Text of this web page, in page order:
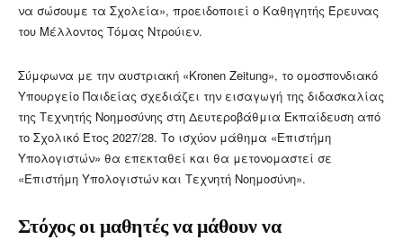
να σώσουμε τα Σχολεία», προειδοποιεί ο Καθηγητής Έρευνας
του Μέλλοντος Τόμας Ντρούιεν.
Σύμφωνα με την αυστριακή «Kronen Zeitung», το ομοσπονδιακό
Υπουργείο Παιδείας σχεδιάζει την εισαγωγή της διδασκαλίας
της Τεχνητής Νοημοσύνης στη Δευτεροβάθμια Εκπαίδευση από
το Σχολικό Έτος 2027/28. Το ισχύον μάθημα «Επιστήμη
Υπολογιστών» θα επεκταθεί και θα μετονομαστεί σε
«Επιστήμη Υπολογιστών και Τεχνητή Νοημοσύνη».
Στόχος οι μαθητές να μάθουν να